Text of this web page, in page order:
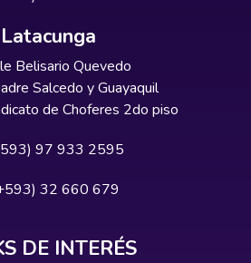
Latacunga
Belisario Quevedo
Salcedo y Guayaquil
de Choferes 2do piso
97 933 2595
32 660 679
DE INTERÉS